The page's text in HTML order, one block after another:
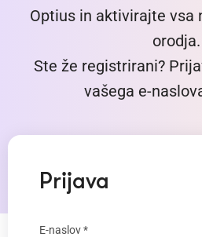
Optius in aktivirajte vsa
orodja.
Ste že registrirani?
vašega e-
Prijava
E-naslov *